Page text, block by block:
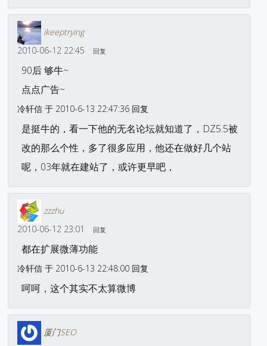
ikeeptrying
2010-06-12 22:45
回复
90后 够牛~
点点广告~
冷轩信 于 2010-6-13 22:47:36 回复
是挺牛的，看一下他的无名论坛就知道了，DZ5.5被
改的那么个性，多了很多应用，他还在做好几个站
呢，03年就在建站了，或许更早吧，
zzzhu
2010-06-12 23:01
回复
都在扩展微薄功能
冷轩信 于 2010-6-13 22:48:00 回复
呵呵，这个其实不太算微博
厦门SEO